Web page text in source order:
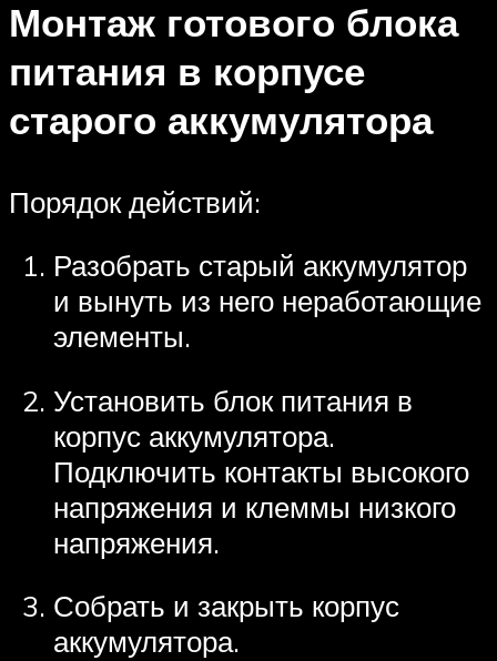
Монтаж готового блока
питания в корпусе
старого аккумулятора
Порядок действий:
Разобрать старый аккумулятор
и вынуть из него неработающие
элементы.
Установить блок питания в
корпус аккумулятора.
Подключить контакты высокого
напряжения и клеммы низкого
напряжения.
Собрать и закрыть корпус
аккумулятора.